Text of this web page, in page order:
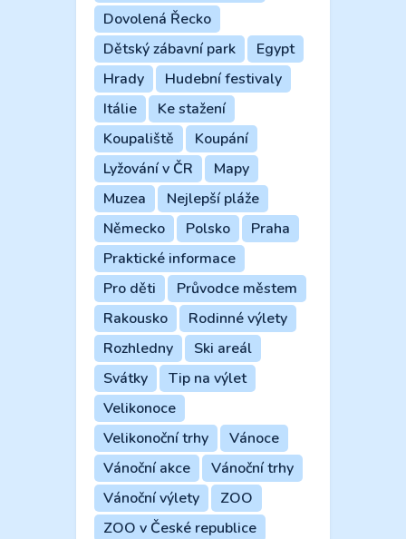
Dovolená Řecko
Dětský zábavní park
Egypt
Hrady
Hudební festivaly
Itálie
Ke stažení
Koupaliště
Koupání
Lyžování v ČR
Mapy
Muzea
Nejlepší pláže
Německo
Polsko
Praha
Praktické informace
Pro děti
Průvodce městem
Rakousko
Rodinné výlety
Rozhledny
Ski areál
Svátky
Tip na výlet
Velikonoce
Velikonoční trhy
Vánoce
Vánoční akce
Vánoční trhy
Vánoční výlety
ZOO
ZOO v České republice